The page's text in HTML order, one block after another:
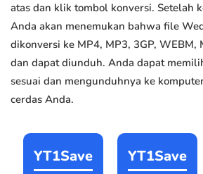
atas dan klik tombol konversi. Setelah
Anda akan menemukan bahwa file
dikonversi ke MP4, MP3, 3GP, WEBM,
dan dapat diunduh. Anda dapat
sesuai dan mengunduhnya ke
cerdas Anda.
YT1Save YT1Save